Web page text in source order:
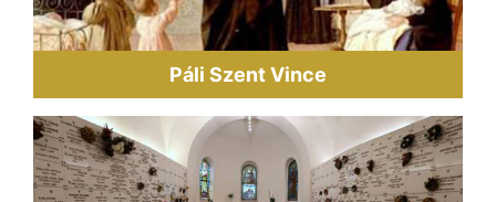
Páli Szent Vince